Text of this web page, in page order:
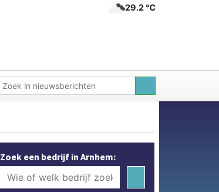
29.2 ℃
Zoek een bedrijf in Arnhem: